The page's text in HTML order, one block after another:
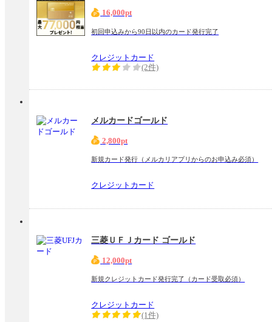
16,000pt
初回申込みから90日以内のカード発行完了
クレジットカード
(2件)
メルカードゴールド
2,800pt
新規カード発行（メルカリアプリからのお申込み必須）
クレジットカード
三菱ＵＦＪカード ゴールド
12,000pt
新規クレジットカード発行完了（カード受取必須）
クレジットカード
(1件)